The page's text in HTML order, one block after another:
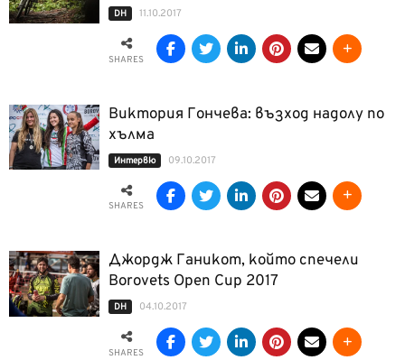
DH 11.10.2017
SHARES
Виктория Гончева: възход надолу по
хълма
Интервю 09.10.2017
SHARES
Джордж Ганикот, който спечели
Borovets Open Cup 2017
DH 04.10.2017
SHARES